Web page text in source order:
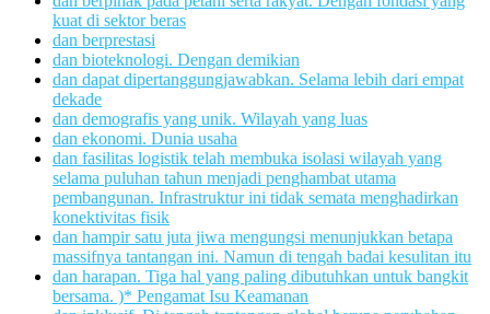
kuat di sektor beras
dan berprestasi
dan bioteknologi. Dengan demikian
dan dapat dipertanggungjawabkan. Selama lebih dari empat
dekade
dan demografis yang unik. Wilayah yang luas
dan ekonomi. Dunia usaha
dan fasilitas logistik telah membuka isolasi wilayah yang
selama puluhan tahun menjadi penghambat utama
pembangunan. Infrastruktur ini tidak semata menghadirkan
konektivitas fisik
dan hampir satu juta jiwa mengungsi menunjukkan betapa
massifnya tantangan ini. Namun di tengah badai kesulitan itu
dan harapan. Tiga hal yang paling dibutuhkan untuk bangkit
bersama. )* Pengamat Isu Keamanan